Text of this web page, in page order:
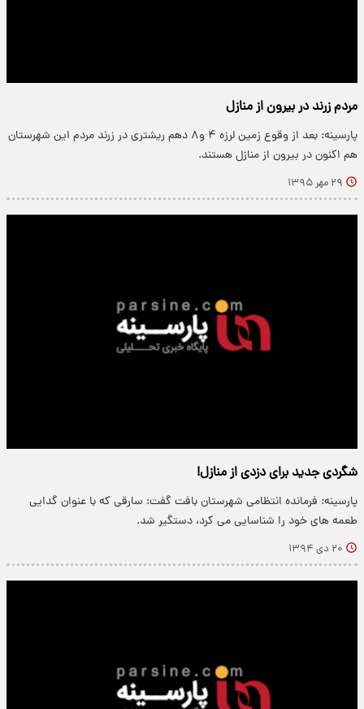
مردم زرند در بیرون از منازل
پارسینه: بعد از وقوع زمین لرزه ۴ و۸ دهم ریشتری در زرند مردم این شهرستان
هم اکنون در بیرون از منازل هستند.
۲۹ مهر ۱۳۹۵
شگردی جدید برای دزدی از منازل!
پارسینه: فرمانده انتظامی شهرستان بافت گفت: سارقی که با عنوان گدایی
طعمه های خود را شناسایی می کرد، دستگیر شد.
۲۰ دی ۱۳۹۴